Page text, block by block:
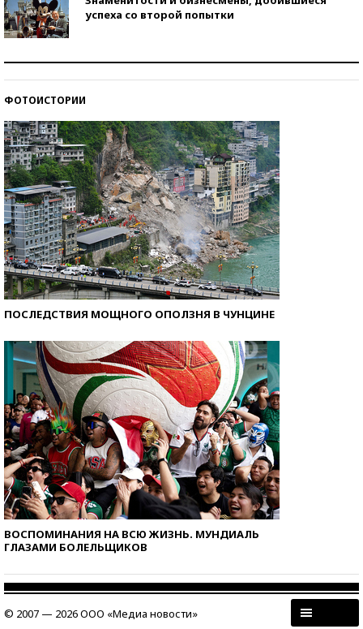
успеха со второй попытки
ФОТОИСТОРИИ
ПОСЛЕДСТВИЯ МОЩНОГО ОПОЛЗНЯ В ЧУНЦИНЕ
ВОСПОМИНАНИЯ НА ВСЮ ЖИЗНЬ. МУНДИАЛЬ
ГЛАЗАМИ БОЛЕЛЬЩИКОВ
© 2007 — 2026 ООО «Медиа новости»